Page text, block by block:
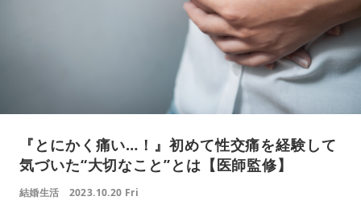
『とにかく痛い…！』初めて性交痛を経験して
気づいた“大切なこと”とは【医師監修】
結婚生活 2023.10.20 Fri